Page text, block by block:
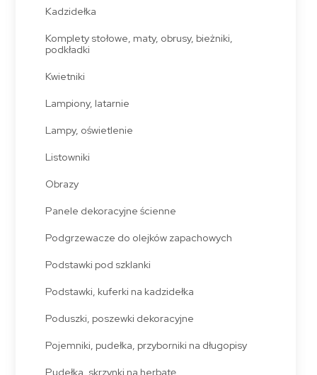
Kadzidełka
Komplety stołowe, maty, obrusy, bieżniki,
podkładki
Kwietniki
Lampiony, latarnie
Lampy, oświetlenie
Listowniki
Obrazy
Panele dekoracyjne ścienne
Podgrzewacze do olejków zapachowych
Podstawki pod szklanki
Podstawki, kuferki na kadzidełka
Poduszki, poszewki dekoracyjne
Pojemniki, pudełka, przyborniki na długopisy
Pudełka, skrzynki na herbatę